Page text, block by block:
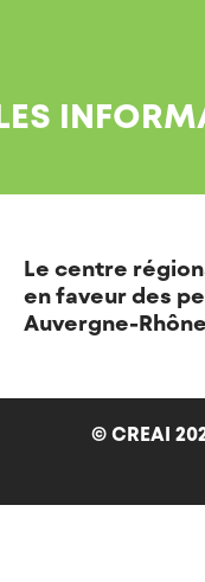
Le centre
en faveur des
Auvergne-
© CREAI